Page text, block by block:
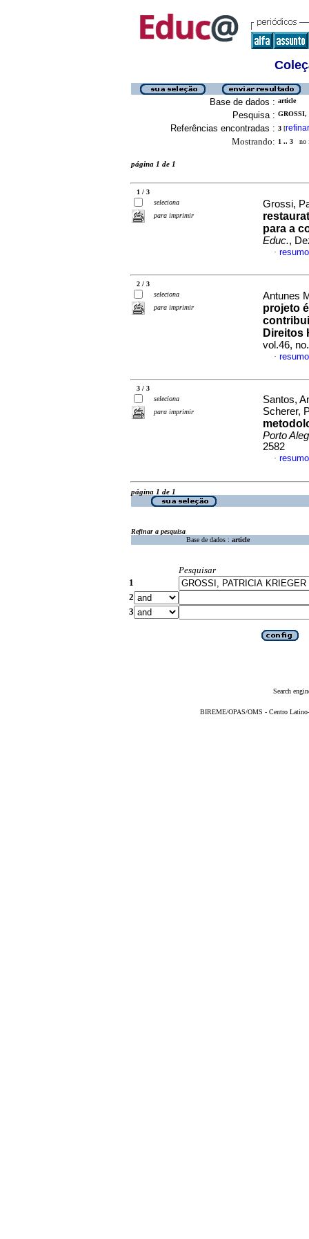
Base de dados : article
Pesquisa :
Referências encontradas : 3 [refinar
Mostrando: 1 .. 3 no
página 1 de 1
1 / 3
seleciona
para imprimir
Grossi,
para a
Educ.,
·
2 / 3
seleciona
para imprimir
Antunes
projeto
Direitos
vol.46,
·
3 / 3
seleciona
para imprimir
Santos,
Scherer,
Porto
2582
·
página 1 de 1
Refinar a pesquisa
Base de dados : article
Pesquisar
1
2
3
Search
BIREME/OPAS/OMS - Centro Latino-